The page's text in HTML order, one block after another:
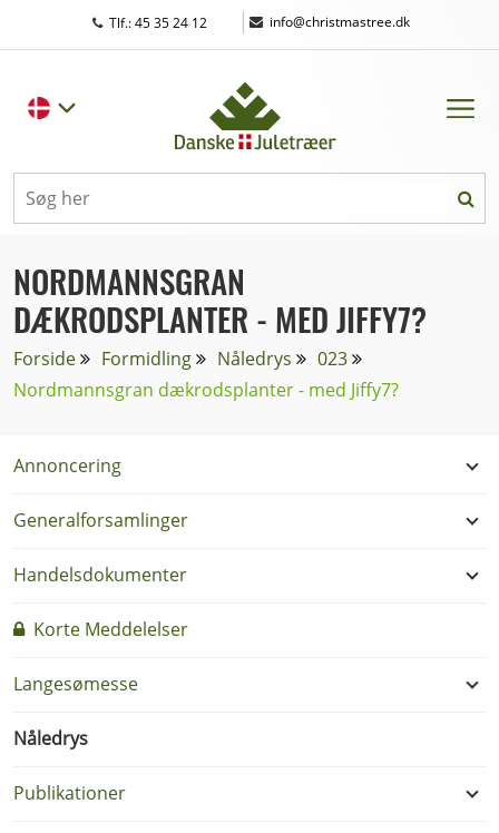
Tlf.: 45 35 24 12 | info@christmastree.dk
NORDMANNSGRAN
DÆKRODSPLANTER - MED JIFFY7?
Forside Formidling Nåledrys
023
Nordmannsgran dækrodsplanter - med Jiffy7?
Annoncering
Generalforsamlinger
Handelsdokumenter
Korte Meddelelser
Langesømesse
Nåledrys
Publikationer